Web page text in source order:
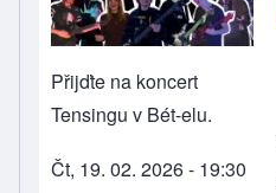
Přijďte na koncert
Tensingu v Bét-elu.
Čt, 19. 02. 2026 - 19:30